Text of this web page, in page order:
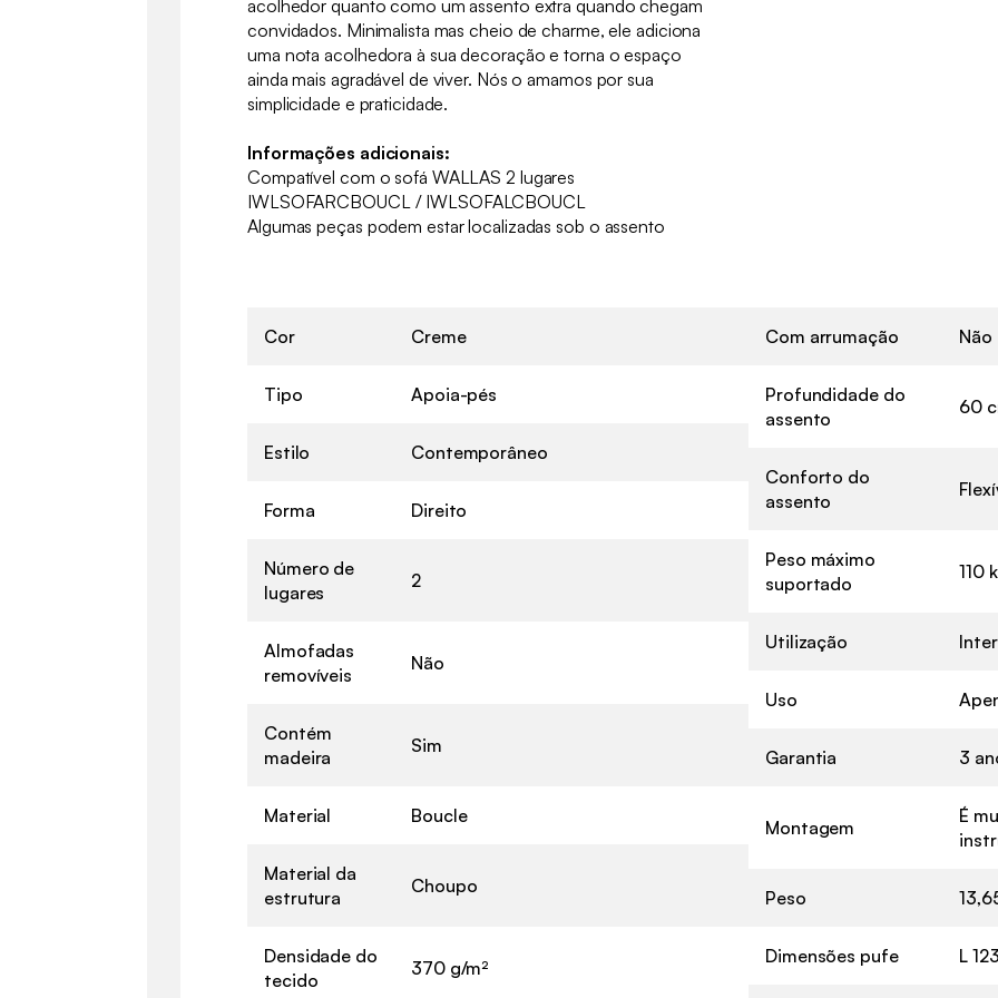
acolhedor quanto como um assento extra quando chegam
convidados. Minimalista mas cheio de charme, ele adiciona
uma nota acolhedora à sua decoração e torna o espaço
ainda mais agradável de viver. Nós o amamos por sua
simplicidade e praticidade.
Informações adicionais:
Compatível com o sofá WALLAS 2 lugares
IWLSOFARCBOUCL / IWLSOFALCBOUCL
Algumas peças podem estar localizadas sob o assento
Cor Creme
Tipo Apoia-pés
Estilo Contemporâneo
Forma Direito
Número de
lugares
2
Almofadas
removíveis
Não
Contém
madeira
Sim
Material Boucle
Material da
estrutura
Choupo
Densidade do
tecido
370 g/m²
Com arrumação Não
Profundidade do
assento
60
Conforto do
assento
Peso máximo
suportado
110
Utilização
Uso
Garantia 3
Montagem
É
Peso
Dimensões pufe L